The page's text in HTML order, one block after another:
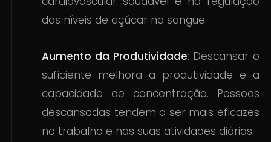
dos níveis de açúcar no sangue.
Aumento da Produtividade: Descansar o
suficiente melhora a produtividade e a
capacidade de concentração. Pessoas
descansadas tendem a ser mais eficazes
no trabalho e nas suas atividades diárias.